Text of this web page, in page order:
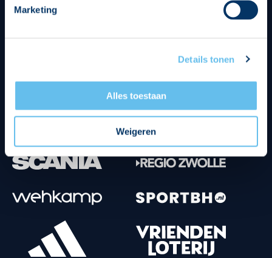
Marketing
Details tonen
Alles toestaan
Weigeren